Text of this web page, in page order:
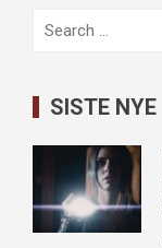
Search
SISTE NYE